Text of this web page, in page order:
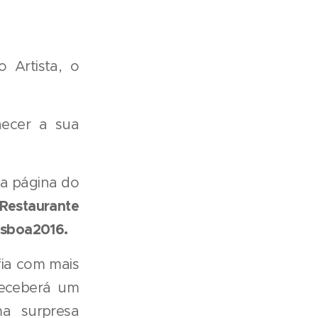
Artista, o
a sua
página do
com mais
um
surpresa